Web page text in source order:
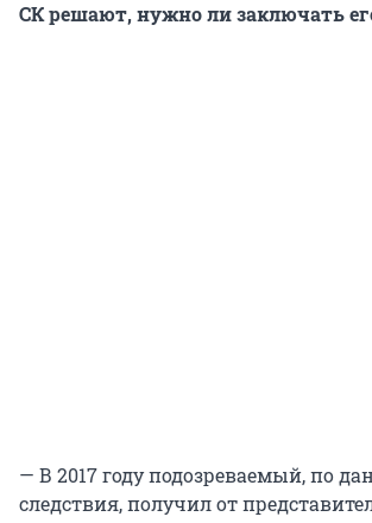
СК решают, нужно ли заключать
— В 2017 году подозреваемый, по
следствия, получил от